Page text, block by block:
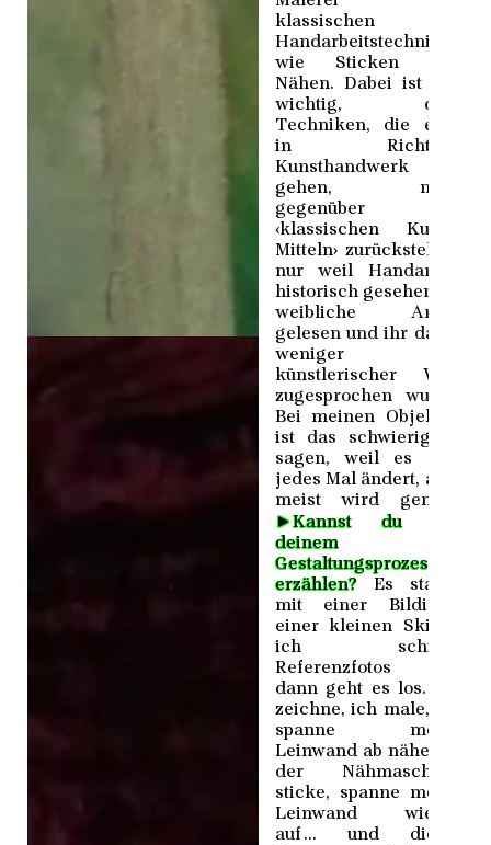
klassischen
Handarbeitstechniken
wie Sticken und
Nähen. Dabei ist mir
wichtig, dass
Techniken, die eher
in Richtung
Kunsthandwerk
gehen, nicht
gegenüber
‹klassischen Kunst-
Mitteln› zurückstehen,
nur weil Handarbeit
historisch gesehen als
weibliche Arbeit
gelesen und ihr damit
weniger
künstlerischer Wert
zugesprochen wurde.
Bei meinen Objekten
ist das schwierig zu
sagen, weil es sich
jedes Mal ändert, aber
meist wird genäht.
►Kannst du von
deinem
Gestaltungsprozess
erzählen? Es startet
mit einer Bildidee,
einer kleinen Skizze,
ich schieße
Referenzfotos und
dann geht es los. Ich
zeichne, ich male, ich
spanne meine
Leinwand ab nähe mit
der Nähmaschine,
sticke, spanne meine
Leinwand wieder
auf ... und dieser